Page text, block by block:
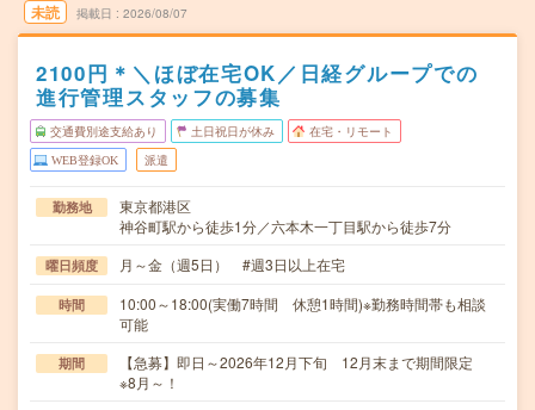
未読 掲載日 2026/08/07
2100円＊＼ほぼ在宅OK／日経グループでの
進行管理スタッフの募集
交通費別途支給あり 土日祝日が休み 在宅・リモート
WEB登録OK 派遣
勤務地
東京都港区
神谷町駅から徒歩1分／六本木一丁目駅から徒歩7分
曜日頻度 月～金（週5日） #週3日以上在宅
時間
10:00～18:00(実働7時間 休憩1時間)※勤務時間帯も相談
可能
期間
【急募】即日～2026年12月下旬 12月末まで期間限定
※8月～！